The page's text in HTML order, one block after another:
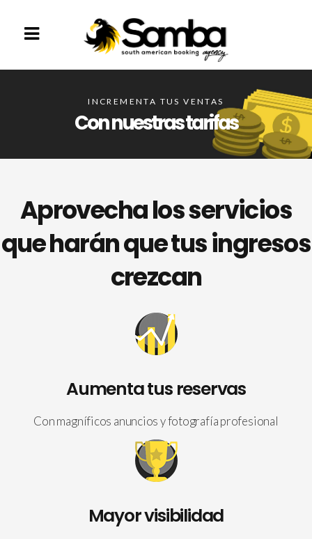
INCREMENTA TUS VENTAS
Con nuestras tarifas
Aprovecha los servicios
que harán que tus ingresos
crezcan
Aumenta tus reservas
Con magníficos anuncios y fotografía profesional
Mayor visibilidad